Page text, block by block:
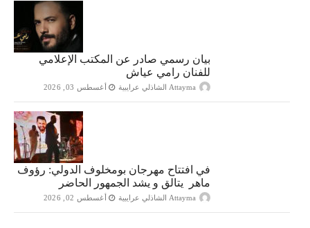
بيان رسمي صادر عن المكتب الإعلامي
للفنان رامي عياش
Attayma الشاذلي عرايبية أغسطس 03, 2026
في افتتاح مهرجان بومخلوف الدولي: رؤوف
ماهر يتالق و يشد الجمهور الحاضر
Attayma الشاذلي عرايبية أغسطس 02, 2026